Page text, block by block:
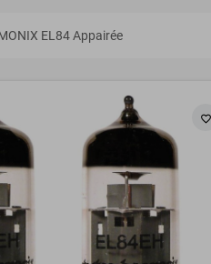
EL84 Appairée
favorite_border